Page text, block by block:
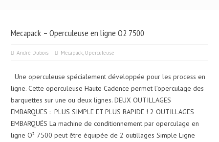
Mecapack – Operculeuse en ligne O2 7500
André Dubois Mecapack, Operculeuse
Une operculeuse spécialement développée pour les process en
ligne. Cette operculeuse Haute Cadence permet l’operculage des
barquettes sur une ou deux lignes. DEUX OUTILLAGES
EMBARQUES : PLUS SIMPLE ET PLUS RAPIDE ! 2 OUTILLAGES
EMBARQUÉS La machine de conditionnement par operculage en
ligne O² 7500 peut être équipée de 2 outillages Simple Ligne